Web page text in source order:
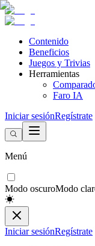
Contenido
Beneficios
Juegos y Trivias
Herramientas
Faro IA
Iniciar sesiónRegístrate
Menú
Modo oscuroModo
Iniciar sesiónRegístrate